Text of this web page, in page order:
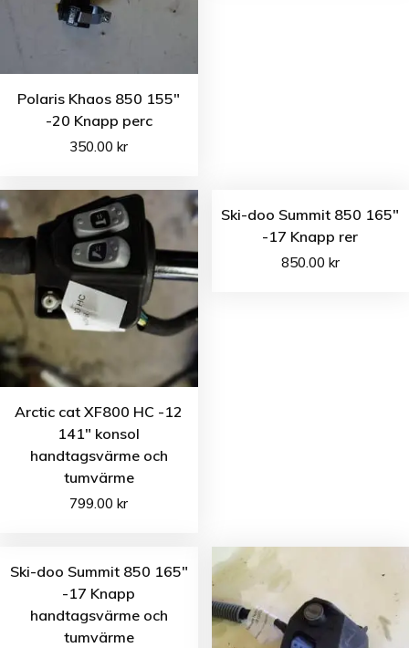
Polaris Khaos 850 155″
-20 Knapp perc
350.00kr
Arctic cat XF800 HC -12
141″ konsol
handtagsvärme och
tumvärme
799.00kr
Ski-doo Summit 850 165″
-17 Knapp rer
850.00 kr
Ski-doo Summit 850 165″
-17 Knapp
handtagsvärme och
tumvärme